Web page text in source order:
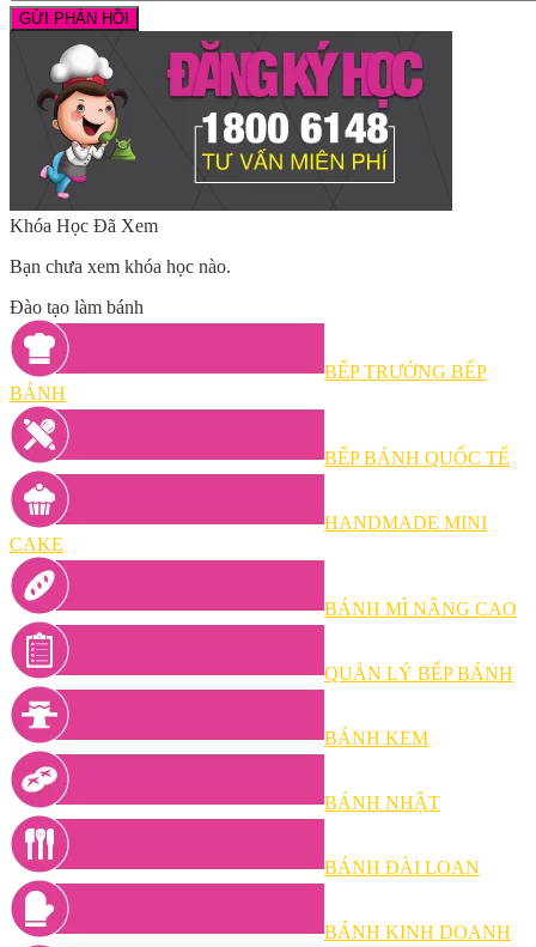
Khóa Học Đã Xem
Bạn chưa xem khóa học nào.
Đào tạo làm bánh
BẾP TRƯỞNG BẾP
BÁNH
BẾP BÁNH QUỐC TẾ
HANDMADE MINI
CAKE
BÁNH MÌ NÂNG CAO
QUẢN LÝ BẾP BÁNH
BÁNH KEM
BÁNH NHẬT
BÁNH ĐÀI LOAN
BÁNH KINH DOANH